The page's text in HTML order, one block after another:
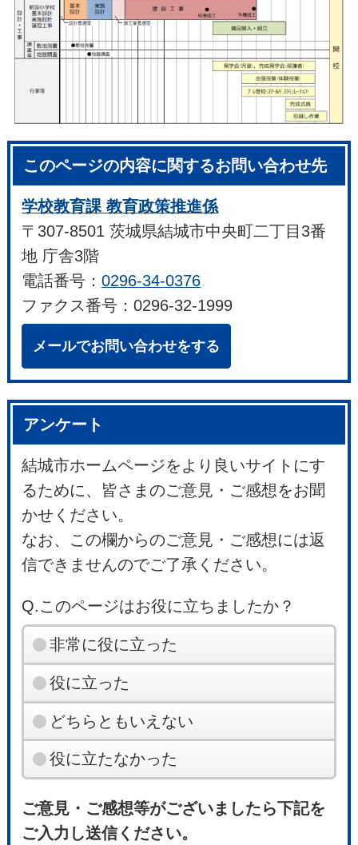
このページの内容に関するお問い合わせ先
学校教育課 教育政策推進係
〒307-8501 茨城県結城市中央町二丁目3番
地 庁舎3階
電話番号：0296-34-0376
ファクス番号：0296-32-1999
メールでお問い合わせをする
アンケート
結城市ホームページをより良いサイトにす
るために、皆さまのご意見・ご感想をお聞
かせください。
なお、この欄からのご意見・ご感想には返
信できませんのでご了承ください。
Q.このページはお役に立ちましたか？
非常に役に立った
役に立った
どちらともいえない
役に立たなかった
ご意見・ご感想等がございましたら下記を
ご入力し送信ください。